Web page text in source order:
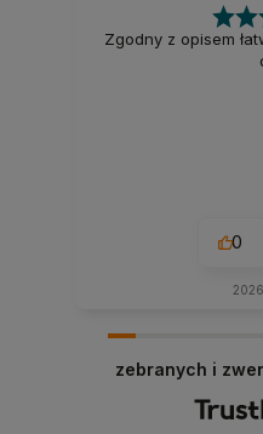
Zgodny z opisem
0
zebranych i